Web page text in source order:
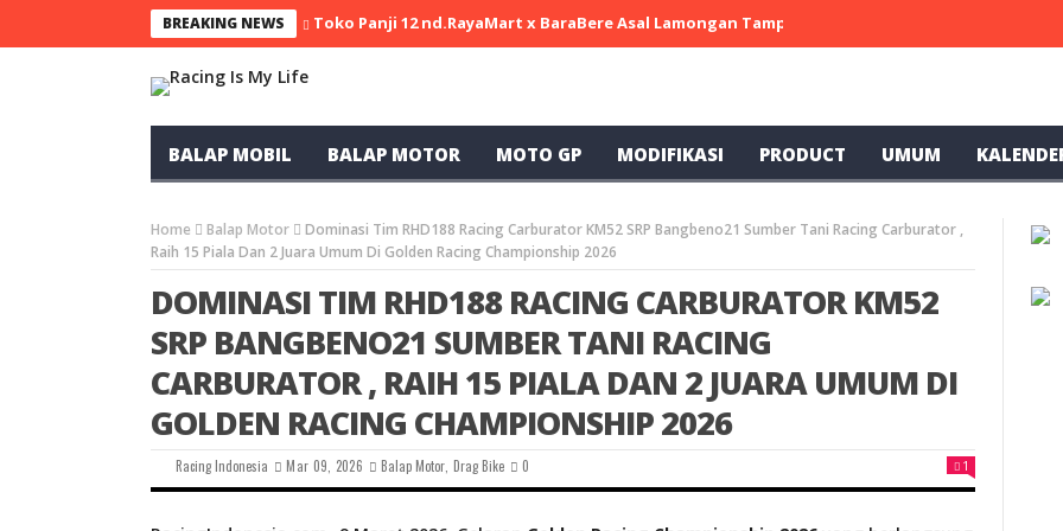
BREAKING NEWS Toko Panji 12 nd.RayaMart x BaraBere Asal Lamongan Tampil Kompetitif, Raih Tiga Podium di
BALAP MOBIL BALAP MOTOR MOTO GP MODIFIKASI PRODUCT UMUM
Home Balap Motor
Dominasi Tim RHD188 Racing Carburator KM52 SRP Bangbeno21 Sumber Tani Racing Carburator ,
Raih 15 Piala Dan 2 Juara Umum Di Golden Racing Championship 2026
DOMINASI TIM RHD188 RACING CARBURATOR KM52
SRP BANGBENO21 SUMBER TANI RACING
CARBURATOR , RAIH 15 PIALA DAN 2 JUARA UMUM DI
GOLDEN RACING CHAMPIONSHIP 2026
Racing Indonesia Mar 09, 2026 Balap Motor Drag Bike 0 1